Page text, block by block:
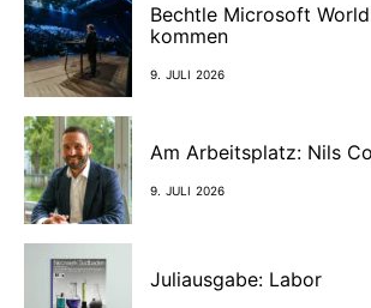
Bechtle Microsoft
kommen
9. JULI 2026
Am Arbeitsplatz: Nils
9. JULI 2026
Juliausgabe: Labor